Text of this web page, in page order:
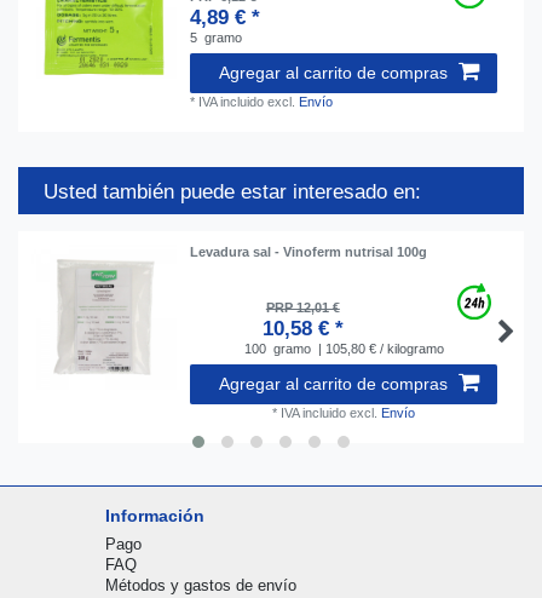
4,89 € *
5 gramo
Agregar al carrito de compras
* IVA incluido excl. Envío
Usted también puede estar interesado en:
Levadura sal - Vinoferm nutrisal 100g
PRP 12,01 €
10,58 € *
100 gramo | 105,80 € / kilogramo
Agregar al carrito de compras
* IVA incluido excl. Envío
Información
Pago
FAQ
Métodos y gastos de envío